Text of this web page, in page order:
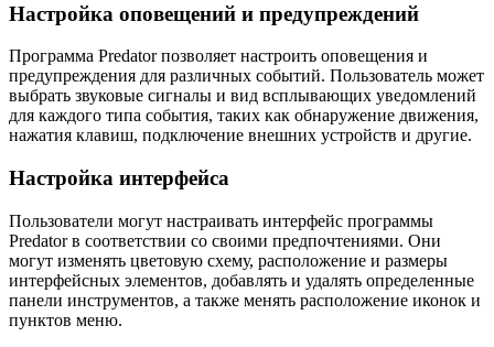
Настройка оповещений и предупреждений
Программа Predator позволяет настроить оповещения и
предупреждения для различных событий. Пользователь может
выбрать звуковые сигналы и вид всплывающих уведомлений
для каждого типа события, таких как обнаружение движения,
нажатия клавиш, подключение внешних устройств и другие.
Настройка интерфейса
Пользователи могут настраивать интерфейс программы
Predator в соответствии со своими предпочтениями. Они
могут изменять цветовую схему, расположение и размеры
интерфейсных элементов, добавлять и удалять определенные
панели инструментов, а также менять расположение иконок и
пунктов меню.